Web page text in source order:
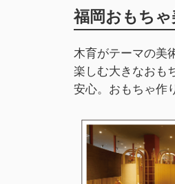
福岡おもちゃ
木育がテーマの美
楽しむ大きなおも
安心。おもちゃ作